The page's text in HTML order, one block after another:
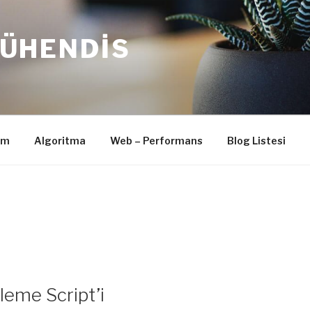
Algoritma Web – Performans Blog Listesi
Script’i